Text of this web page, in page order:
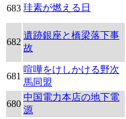
683 珪素が燃える日
682
遺跡銀座と橋梁落下事
故
681
喧嘩をけしかける野次
馬同盟
680
中国電力本店の地下電
源